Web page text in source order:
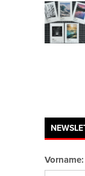
Vorname: